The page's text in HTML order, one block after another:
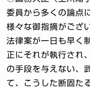
委員から多くの論点
様々な御指摘がござ
法律案が一日も早く
正にそれが執行され
の手段を与えない、
て、こうした断固た